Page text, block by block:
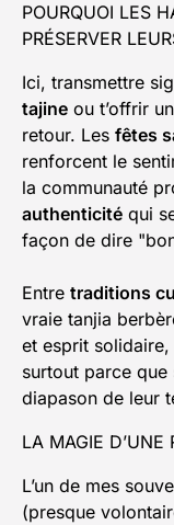
POURQUOI LES
PRÉSERVER
Ici, transmettre
tajine ou t’offrir un
retour. Les fêtes
renforcent le
la communauté
authenticité qui
façon de dire
Entre traditions
vraie tanjia
et esprit
surtout parce que
diapason de leur
LA MAGIE D’UNE
L’un de mes
(presque